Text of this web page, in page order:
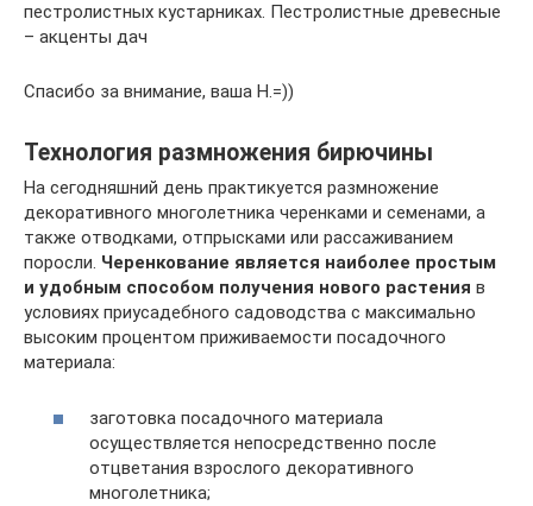
пестролистных кустарниках. Пестролистные древесные
– акценты дач
Спасибо за внимание, ваша Н.=))
Технология размножения бирючины
На сегодняшний день практикуется размножение
декоративного многолетника черенками и семенами, а
также отводками, отпрысками или рассаживанием
поросли. Черенкование является наиболее простым
и удобным способом получения нового растения в
условиях приусадебного садоводства с максимально
высоким процентом приживаемости посадочного
материала:
заготовка посадочного материала
осуществляется непосредственно после
отцветания взрослого декоративного
многолетника;